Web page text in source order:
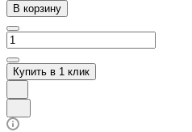
В корзину
Купить в 1 клик